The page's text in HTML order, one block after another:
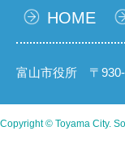
HOME
富山市役所 〒930-
Copyright © Toyama City.